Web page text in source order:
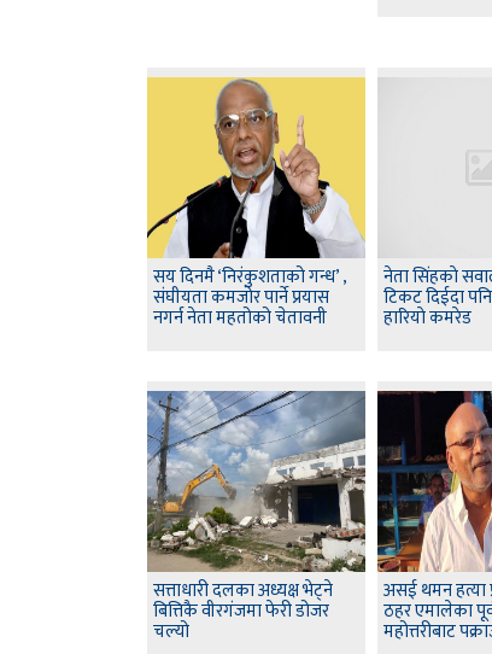
सय दिनमै ‘निरंकुशताको गन्ध’ ,
संघीयता कमजोर पार्ने प्रयास
नगर्न नेता महतोको चेतावनी
नेता सिंहकाे
टिकट दिईदा
हारियाे कमरेड
सत्ताधारी दलका अध्यक्ष भेट्ने
बित्तिकै वीरगंजमा फेरी डोजर
चल्यो
असई थमन हत्या
ठहर एमालेका
महोत्तरीबाट